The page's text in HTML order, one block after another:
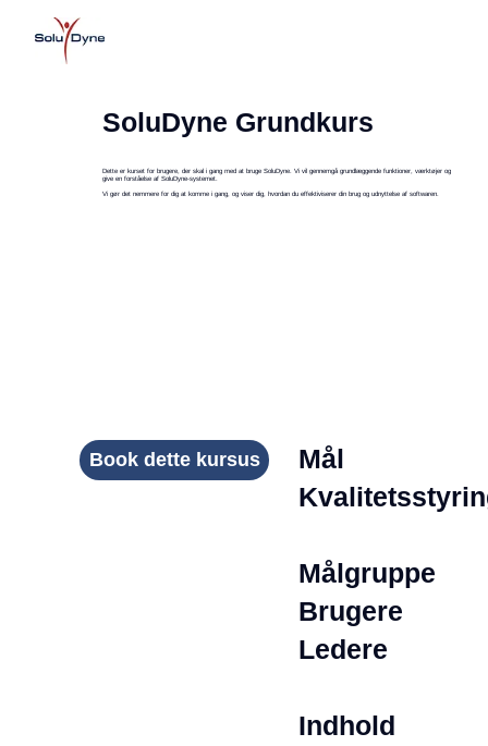
SoluDyne Grundkurs
Dette er kurset for brugere, der skal i gang med at bruge SoluDyne. Vi vil gennemgå grundlæggende funktioner, værktøjer og
give en forståelse af SoluDyne-systemet.
Vi gør det nemmere for dig at komme i gang, og viser dig, hvordan du effektiviserer din brug og udnyttelse af softwaren.
Book dette kursus
Mål
Målgruppe
Brugere
Ledere
Indhold